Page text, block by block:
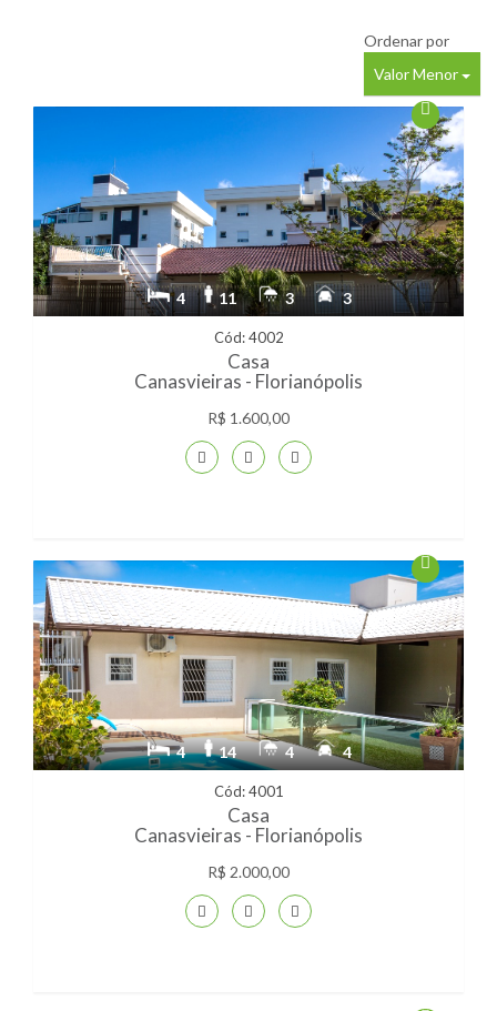
Ordenar por
Valor Menor
Cód: 4002
Casa
Canasvieiras - Florianópolis
4 11 3 3
R$ 1.600,00
Cód: 4001
Casa
Canasvieiras - Florianópolis
4 14 4 4
R$ 2.000,00